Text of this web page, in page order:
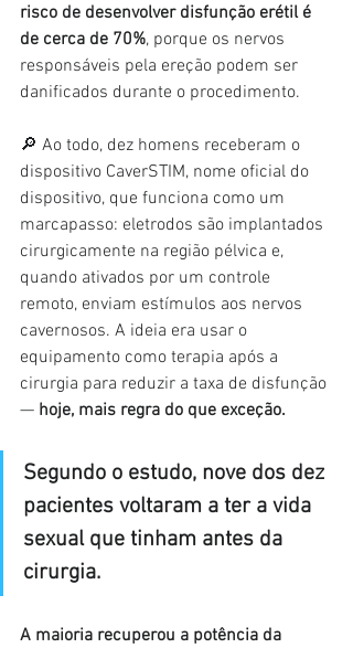
risco de desenvolver disfunção erétil é
de cerca de 70%, porque os nervos
responsáveis pela ereção podem ser
danificados durante o procedimento.
🔎 Ao todo, dez homens receberam o
dispositivo CaverSTIM, nome oficial do
dispositivo, que funciona como um
marcapasso: eletrodos são implantados
cirurgicamente na região pélvica e,
quando ativados por um controle
remoto, enviam estímulos aos nervos
cavernosos. A ideia era usar o
equipamento como terapia após a
cirurgia para reduzir a taxa de disfunção
— hoje, mais regra do que exceção.
Segundo o estudo, nove dos dez
pacientes voltaram a ter a vida
sexual que tinham antes da
cirurgia.
A maioria recuperou a potência da